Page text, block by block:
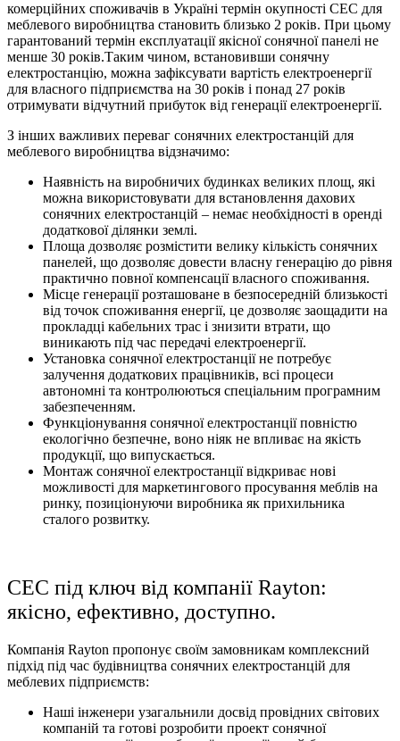
комерційних споживачів в Україні термін окупності СЕС для
меблевого виробництва становить близько 2 років. При цьому
гарантований термін експлуатації якісної сонячної панелі не
менше 30 років.Таким чином, встановивши сонячну
електростанцію, можна зафіксувати вартість електроенергії
для власного підприємства на 30 років і понад 27 років
отримувати відчутний прибуток від генерації електроенергії.
З інших важливих переваг сонячних електростанцій для
меблевого виробництва відзначимо:
Наявність на виробничих будинках великих площ, які
можна використовувати для встановлення дахових
сонячних електростанцій – немає необхідності в оренді
додаткової ділянки землі.
Площа дозволяє розмістити велику кількість сонячних
панелей, що дозволяє довести власну генерацію до рівня
практично повної компенсації власного споживання.
Місце генерації розташоване в безпосередній близькості
від точок споживання енергії, це дозволяє заощадити на
прокладці кабельних трас і знизити втрати, що
виникають під час передачі електроенергії.
Установка сонячної електростанції не потребує
залучення додаткових працівників, всі процеси
автономні та контролюються спеціальним програмним
забезпеченням.
Функціонування сонячної електростанції повністю
екологічно безпечне, воно ніяк не впливає на якість
продукції, що випускається.
Монтаж сонячної електростанції відкриває нові
можливості для маркетингового просування меблів на
ринку, позиціонуючи виробника як прихильника
сталого розвитку.
СЕС під ключ від компанії Rayton:
якісно, ефективно, доступно.
Компанія Rayton пропонує своїм замовникам комплексний
підхід під час будівництва сонячних електростанцій для
меблевих підприємств:
Наші інженери узагальнили досвід провідних світових
компаній та готові розробити проект сонячної